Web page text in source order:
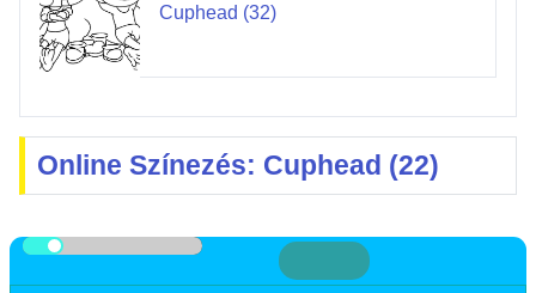
Cuphead (32)
Online Színezés: Cuphead (22)